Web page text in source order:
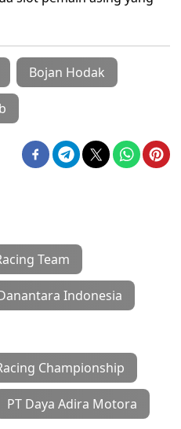
Bojan Hodak
Team
Indonesia
Championship
PT Daya Adira Motora